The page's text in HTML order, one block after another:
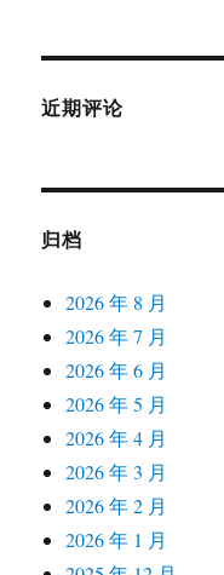
近期评论
归档
2026 年 8 月
2026 年 7 月
2026 年 6 月
2026 年 5 月
2026 年 4 月
2026 年 3 月
2026 年 2 月
2026 年 1 月